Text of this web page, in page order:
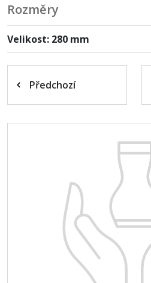
Rozměry
Velikost: 280 mm
Předchozí